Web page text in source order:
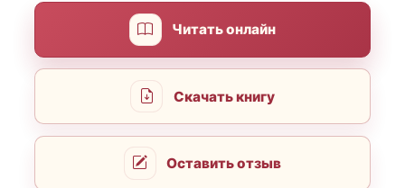
Читать онлайн
Скачать книгу
Оставить отзыв